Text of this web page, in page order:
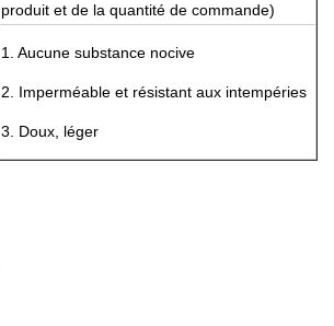
produit et de la quantité de commande)
1. Aucune substance nocive
2. Imperméable et résistant aux intempéries
3. Doux, léger